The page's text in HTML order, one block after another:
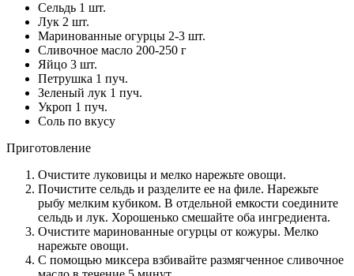
Сельдь 1 шт.
Лук 2 шт.
Маринованные огурцы 2-3 шт.
Сливочное масло 200-250 г
Яйцо 3 шт.
Петрушка 1 пуч.
Зеленый лук 1 пуч.
Укроп 1 пуч.
Соль по вкусу
Приготовление
Очистите луковицы и мелко нарежьте овощи.
Почистите сельдь и разделите ее на филе. Нарежьте
рыбу мелким кубиком. В отдельной емкости соедините
сельдь и лук. Хорошенько смешайте оба ингредиента.
Очистите маринованные огурцы от кожуры. Мелко
нарежьте овощи.
С помощью миксера взбивайте размягченное сливочное